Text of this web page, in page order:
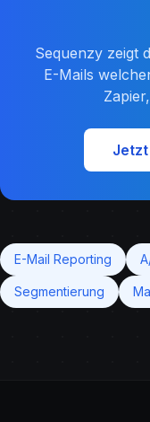
Sequenzy zeigt
E-Mails
E-Mail Reporting
Segmentierung